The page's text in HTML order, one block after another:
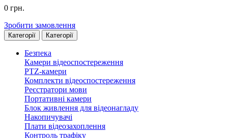
0 грн.
Зробити замовлення
Категорії Категорії
Безпека
Камери відеоспостереження
PTZ-камери
Комплекти відеоспостереження
Реєстратори мови
Портативні камери
Блок живлення для відеонагладу
Накопичувачі
Плати відеозахоплення
Контроль трафіку